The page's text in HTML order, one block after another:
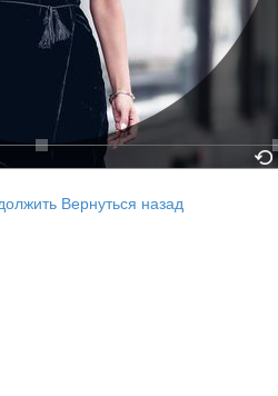
Вернуться назад